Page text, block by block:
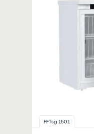
FFTsg 1501